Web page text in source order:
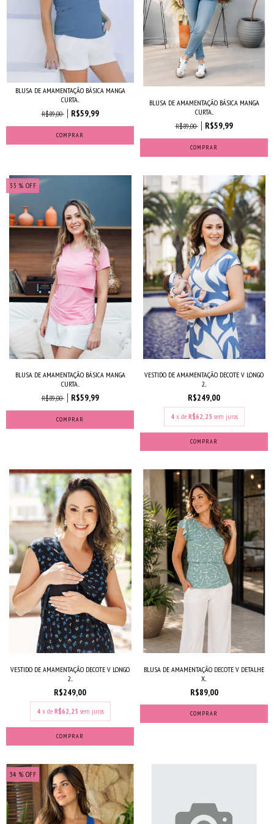
BLUSA DE AMAMENTAÇÃO BÁSICA MANGA
CURTA...
R$89,00
R$59,99
COMPRAR
BLUSA DE AMAMENTAÇÃO BÁSICA MANGA
CURTA...
R$89,00
R$59,99
COMPRAR
33 % OFF
BLUSA DE AMAMENTAÇÃO BÁSICA MANGA
CURTA...
R$89,00
R$59,99
COMPRAR
VESTIDO DE AMAMENTAÇÃO DECOTE V LONGO
2...
R$249,00
4 x de R$62,25 sem juros
COMPRAR
VESTIDO DE AMAMENTAÇÃO DECOTE V LONGO
2...
R$249,00
4 x de R$62,25 sem juros
COMPRAR
BLUSA DE AMAMENTAÇÃO DECOTE V DETALHE
X...
R$89,00
COMPRAR
34 % OFF